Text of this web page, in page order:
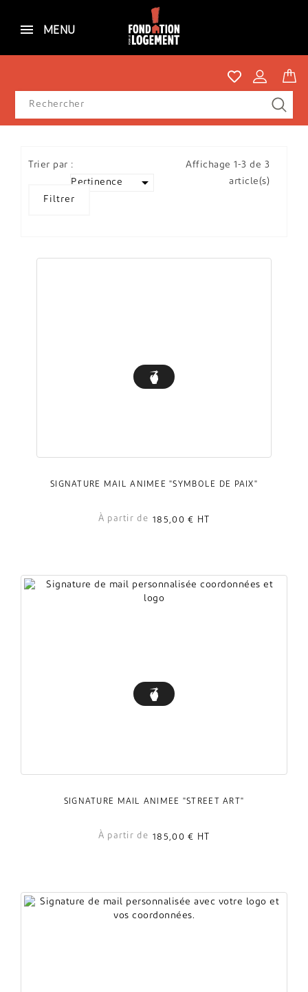
MENU
Trier par :
Pertinence

Filtrer
Affichage 1-3 de 3
article(s)
SIGNATURE MAIL ANIMÉE "SYMBOLE DE PAIX"
À partir de 185,00 € HT
SIGNATURE MAIL ANIMÉE "STREET ART"
À partir de 185,00 € HT